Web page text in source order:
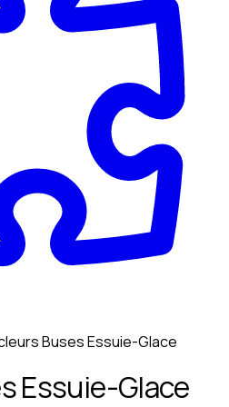
Buses Essuie-Glace
Essuie-Glace